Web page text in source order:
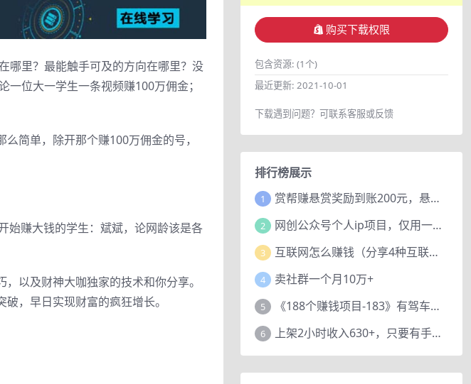
哪里？最能触手可及的方向在哪里？没
位大一学生一条视频赚100万佣金；
简单，除开那个赚100万佣金的号，
始赚大钱的学生：斌斌，论网龄该是各
以及财神大咖独家的技术和你分享。
，早日实现财富的疯狂增长。
购买下载权限
包含资源: (1个)
最近更新: 2021-10-01
下载遇到问题？可联系客服或反馈
排行榜展示
1 赏帮赚悬赏奖励到账200元，悬赏任务多劳多得，人人可做。
2 网创公众号个人ip项目，仅用一篇文章做到全网引流！
3 互联网怎么赚钱（分享4种互联网赚钱模式）
4 卖社群一个月10万+
5 《188个赚钱项目-183》有驾车评项目，动动小手，复制粘贴赚44元！
6 上架2小时收入630+，只要有手就能做的AI搞钱项目，奶奶看完都能学会!